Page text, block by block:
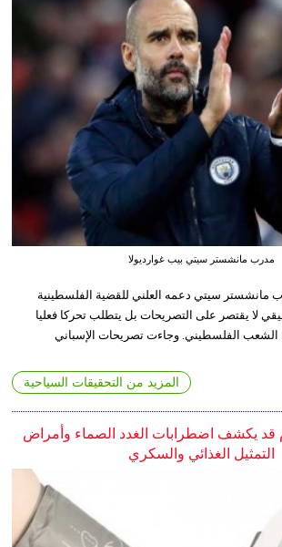
مدرب مانشستر سيتي بيب غوارديولا
مانشستر سيتي دعمه العلني للقضية الفلسطينية
لا يقتصر على التصريحات بل يتطلب تحركا فعليا
الشعب الفلسطيني. وجاءت تصريحات الإسباني
المزيد من التحقيقات السياحية
قد يكشف اضطرابات الغدد الصماء وأمراض
التمثيل الغذائي والسكري